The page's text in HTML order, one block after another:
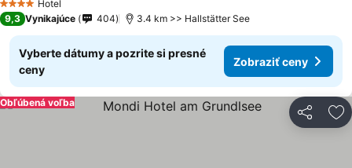
4 Počet hviezdičiek
Hotel
9,3 Vynikajúce 404 3.4 km >> Hallstätter See
Vyberte dátumy a pozrite si presné
ceny
Zobraziť ceny
Zdieľať
Obľúbená voľba